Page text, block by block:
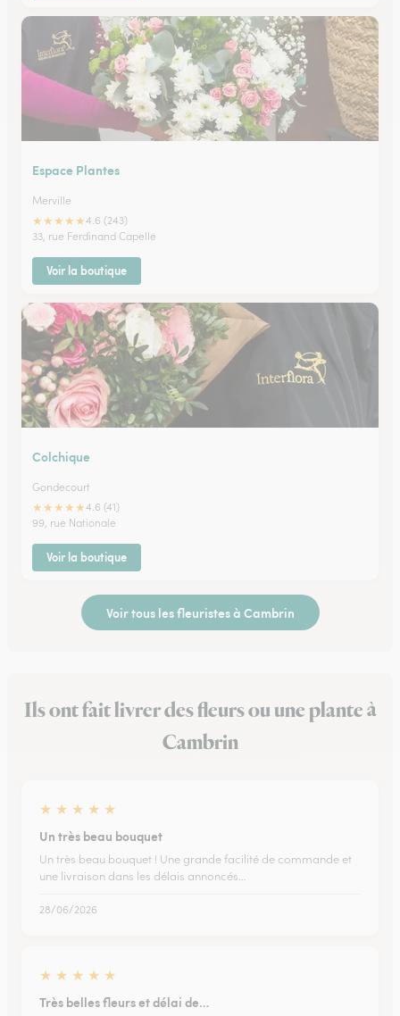
Espace Plantes
Merville
★★★★★4.6 (243)
33, rue Ferdinand Capelle
Voir la boutique
Colchique
Gondecourt
★★★★★4.6 (41)
99, rue Nationale
Voir la boutique
Voir tous les fleuristes à Cambrin
Ils ont fait livrer des fleurs ou une plante à
Cambrin
★ ★ ★ ★ ★
Un très beau bouquet
Un très beau bouquet ! Une grande facilité de commande et
une livraison dans les délais annoncés…
28/06/2026
★ ★ ★ ★ ★
Très belles fleurs et délai de…